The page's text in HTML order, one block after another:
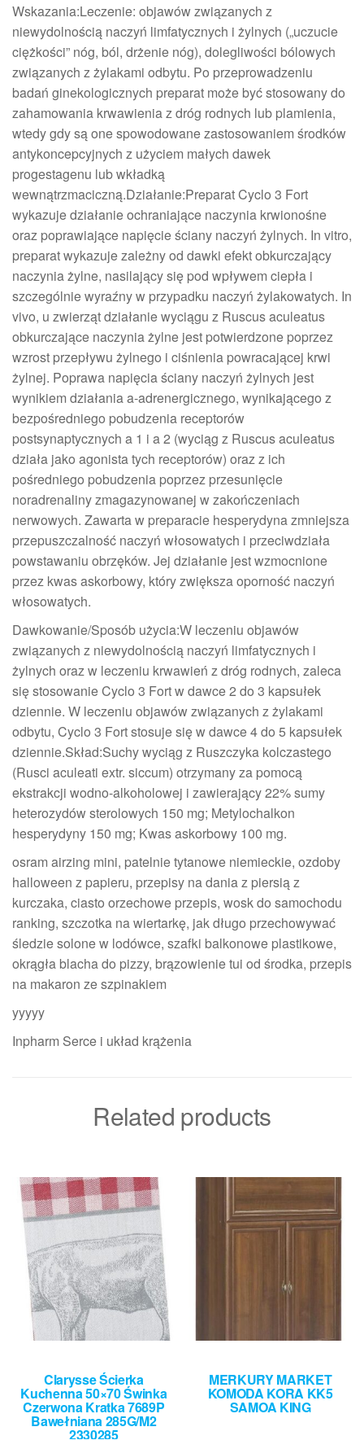
Wskazania:Leczenie: objawów związanych z
niewydolnością naczyń limfatycznych i żylnych („uczucie
ciężkości” nóg, ból, drżenie nóg), dolegliwości bólowych
związanych z żylakami odbytu. Po przeprowadzeniu
badań ginekologicznych preparat może być stosowany do
zahamowania krwawienia z dróg rodnych lub plamienia,
wtedy gdy są one spowodowane zastosowaniem środków
antykoncepcyjnych z użyciem małych dawek
progestagenu lub wkładką
wewnątrzmaciczną.Działanie:Preparat Cyclo 3 Fort
wykazuje działanie ochraniające naczynia krwionośne
oraz poprawiające napięcie ściany naczyń żylnych. In vitro,
preparat wykazuje zależny od dawki efekt obkurczający
naczynia żylne, nasilający się pod wpływem ciepła i
szczególnie wyraźny w przypadku naczyń żylakowatych. In
vivo, u zwierząt działanie wyciągu z Ruscus aculeatus
obkurczające naczynia żylne jest potwierdzone poprzez
wzrost przepływu żylnego i ciśnienia powracającej krwi
żylnej. Poprawa napięcia ściany naczyń żylnych jest
wynikiem działania a-adrenergicznego, wynikającego z
bezpośredniego pobudzenia receptorów
postsynaptycznych a 1 i a 2 (wyciąg z Ruscus aculeatus
działa jako agonista tych receptorów) oraz z ich
pośredniego pobudzenia poprzez przesunięcie
noradrenaliny zmagazynowanej w zakończeniach
nerwowych. Zawarta w preparacie hesperydyna zmniejsza
przepuszczalność naczyń włosowatych i przeciwdziała
powstawaniu obrzęków. Jej działanie jest wzmocnione
przez kwas askorbowy, który zwiększa oporność naczyń
włosowatych.
Dawkowanie/Sposób użycia:W leczeniu objawów
związanych z niewydolnością naczyń limfatycznych i
żylnych oraz w leczeniu krwawień z dróg rodnych, zaleca
się stosowanie Cyclo 3 Fort w dawce 2 do 3 kapsułek
dziennie. W leczeniu objawów związanych z żylakami
odbytu, Cyclo 3 Fort stosuje się w dawce 4 do 5 kapsułek
dziennie.Skład:Suchy wyciąg z Ruszczyka kolczastego
(Rusci aculeati extr. siccum) otrzymany za pomocą
ekstrakcji wodno-alkoholowej i zawierający 22% sumy
heterozydów sterolowych 150 mg; Metylochalkon
hesperydyny 150 mg; Kwas askorbowy 100 mg.
osram airzing mini, patelnie tytanowe niemieckie, ozdoby
halloween z papieru, przepisy na dania z piersią z
kurczaka, ciasto orzechowe przepis, wosk do samochodu
ranking, szczotka na wiertarkę, jak długo przechowywać
śledzie solone w lodówce, szafki balkonowe plastikowe,
okrągła blacha do pizzy, brązowienie tui od środka, przepis
na makaron ze szpinakiem
yyyyy
Inpharm Serce i układ krążenia
Related products
Clarysse Ścierka
Kuchenna 50×70 Świnka
Czerwona Kratka 7689P
Bawełniana 285G/M2
2330285
MERKURY MARKET
KOMODA KORA KK5
SAMOA KING